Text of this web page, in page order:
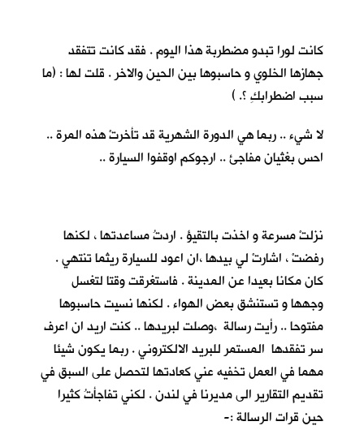
كانت لورا تبدو مضطربة هذا اليوم . فقد كانت تتفقد
جهازها الخلوي و حاسبوها بين الحين والاخر . قلت لها : (ما
سبب اضطرابكِ ؟. )
لا شيء .. ربما هي الدورة الشهرية قد تأخرتْ هذه المرة ..
احس بغثيان مفاجئ .. ارجوكم اوقفوا السيارة ..
نزلتْ مسرعة و اخذت بالتقيؤ . اردتُ مساعدتها ، لكنها
رفضتْ ، اشارتْ لي بيدها ،ان اعود للسيارة ريثما تنتهي .
كان مكانا بعيدا عن المدينة . فاستغرقت وقتا لتغسل
وجهها و تستنشق بعض الهواء . لكنها نسيت حاسبوها
مفتوحا .. رأيت رسالة ،وصلت لبريدها .. كنت اريد ان اعرف
سر تفقدها المستمر للبريد الالكتروني . ربما يكون شيئا
مهما في العمل تخفيه عني كعادتها لتحصل على السبق في
تقديم التقارير الى مديرنا في لندن . لكني تفاجأتُ كثيرا
حين قرات الرسالة :-